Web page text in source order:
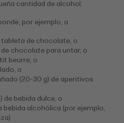
cantidad de alcohol.
por ejemplo, a
tableta de chocolate, o
chocolate para untar, o
beurre, o
o
(20-30 g) de aperitivos
de bebida dulce, o
bebida alcohólica (por ejemplo,